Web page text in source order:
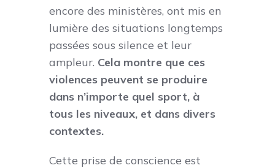
encore des ministères, ont mis en
lumière des situations longtemps
passées sous silence et leur
ampleur. Cela montre que ces
violences peuvent se produire
dans n’importe quel sport, à
tous les niveaux, et dans divers
contextes.
Cette prise de conscience est